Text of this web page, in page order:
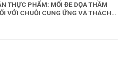
THỰC PHẨM: MỐI ĐE DỌA THẦM
VỚI CHUỖI CUNG ỨNG VÀ THÁCH